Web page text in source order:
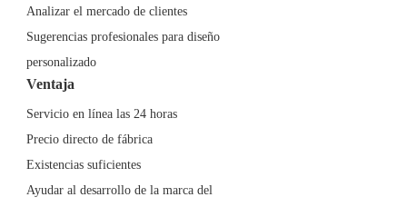
Analizar el mercado de clientes
Sugerencias profesionales para diseño
personalizado
Ventaja
Servicio en línea las 24 horas
Precio directo de fábrica
Existencias suficientes
Ayudar al desarrollo de la marca del